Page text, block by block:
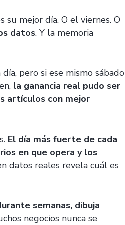
su mejor día. O el viernes. O
datos. Y la memoria
pero si ese mismo sábado
la ganancia real pudo ser
artículos con mejor
El día más fuerte de cada
en que opera y los
datos reales revela cuál es
semanas, dibuja
negocios nunca se